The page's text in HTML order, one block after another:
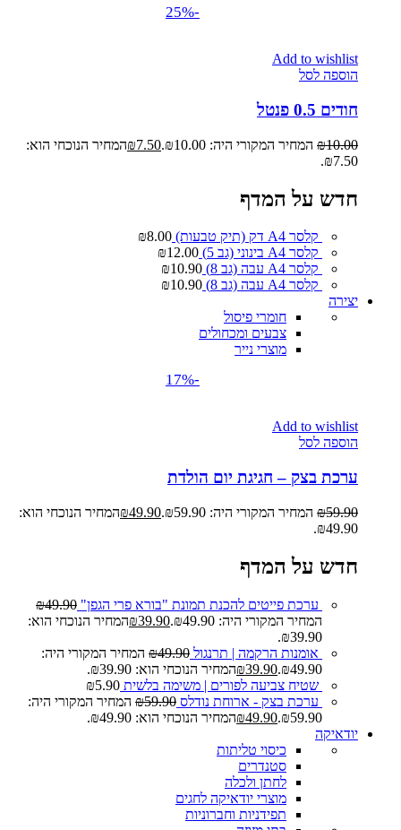
-25%
Add to wishlist
הוספה לסל
חודים 0.5 פנטל
₪10.00 המחיר המקורי היה: ₪10.00. ₪7.50
המחיר הנוכחי הוא:
₪7.50.
חדש על המדף
קלסר A4 דק (תיק טבעות) ₪8.00
קלסר A4 בינוני (גב 5)
₪12.00
קלסר A4 עבה (גב 8)
₪10.90
קלסר A4 עבה (גב 8)
₪10.90
יצירה
חומרי פיסול
צבעים ומכחולים
מוצרי נייר
-17%
Add to wishlist
הוספה לסל
ערכת בצק – חגיגת יום הולדת
₪59.90 המחיר המקורי היה: ₪59.90. ₪49.90
המחיר הנוכחי הוא:
₪49.90.
חדש על המדף
ערכת פייטים להכנת תמונת "בורא פרי הגפן" ₪49.90
המחיר המקורי היה: ₪49.90.
₪39.90
המחיר הנוכחי הוא:
₪39.90.
אומנות הרקמה | תרנגול
₪49.90
המחיר המקורי היה:
₪49.90.
₪39.90
המחיר הנוכחי הוא: ₪39.90.
שטיח צביעה לפורים | משימה בלשית
₪5.90
ערכת בצק - ארוחת נודלס
₪59.90
המחיר המקורי היה:
₪59.90.
₪49.90
המחיר הנוכחי הוא: ₪49.90.
יודאיקה
כיסוי טליתות
סטנדרים
לחתן ולכלה
מוצרי יודאיקה לחגים
תפידניות וחברוניות